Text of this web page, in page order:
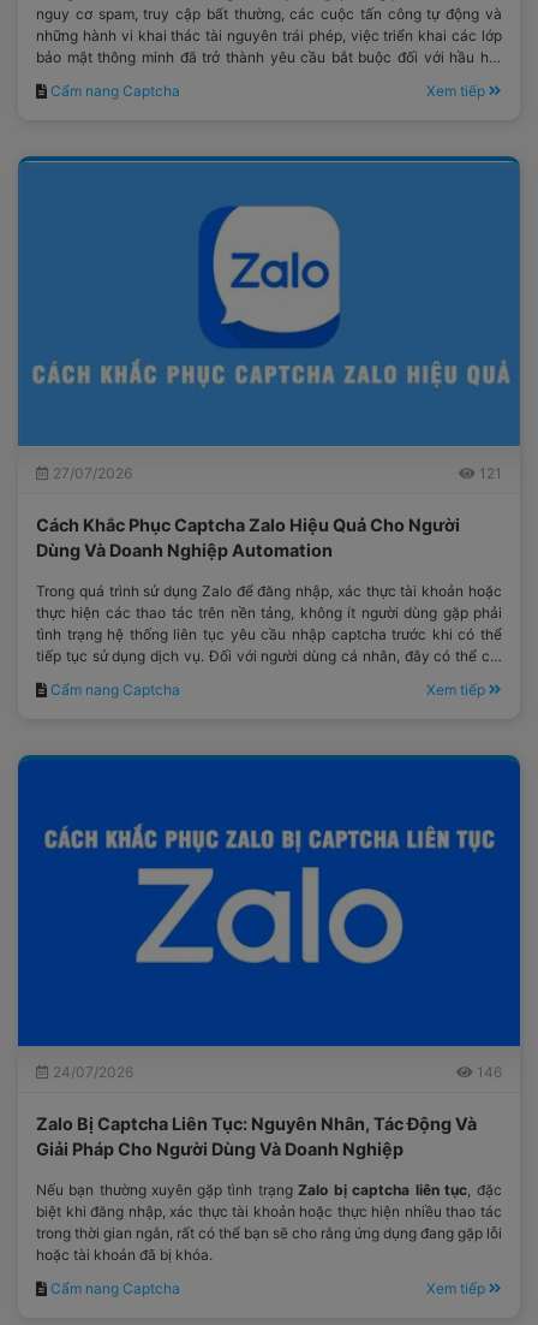
nguy cơ spam, truy cập bất thường, các cuộc tấn công tự động và
những hành vi khai thác tài nguyên trái phép, việc triển khai các lớp
bảo mật thông minh đã trở thành yêu cầu bắt buộc đối với hầu hết
Cẩm nang Captcha Xem tiếp
27/07/2026 121
Cách Khắc Phục Captcha Zalo Hiệu Quả Cho Người
Dùng Và Doanh Nghiệp Automation
Trong quá trình sử dụng Zalo để đăng nhập, xác thực tài khoản hoặc
thực hiện các thao tác trên nền tảng, không ít người dùng gặp phải
tình trạng hệ thống liên tục yêu cầu nhập captcha trước khi có thể
tiếp tục sử dụng dịch vụ. Đối với người dùng cá nhân, đây có thể chỉ
là một bước xác minh mất thêm vài giây.
Cẩm nang Captcha Xem tiếp
24/07/2026 146
Zalo Bị Captcha Liên Tục: Nguyên Nhân, Tác Động Và
Giải Pháp Cho Người Dùng Và Doanh Nghiệp
Nếu bạn thường xuyên gặp tình trạng Zalo bị captcha liên tục, đặc
biệt khi đăng nhập, xác thực tài khoản hoặc thực hiện nhiều thao tác
trong thời gian ngắn, rất có thể bạn sẽ cho rằng ứng dụng đang gặp lỗi
hoặc tài khoản đã bị khóa.
Cẩm nang Captcha
Xem tiếp